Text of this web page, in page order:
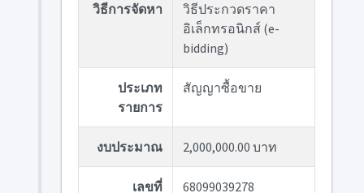
วิธีการจัดหา
วิธีประกวดราคา
อิเล็กทรอนิกส์ (e-
bidding)
ประเภท
รายการ
สัญญาซื้อขาย
งบประมาณ 2,000,000.00 บาท
เลขที่
68099039278